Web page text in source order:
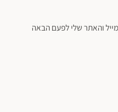
והאתר שלי לפעם הבאה